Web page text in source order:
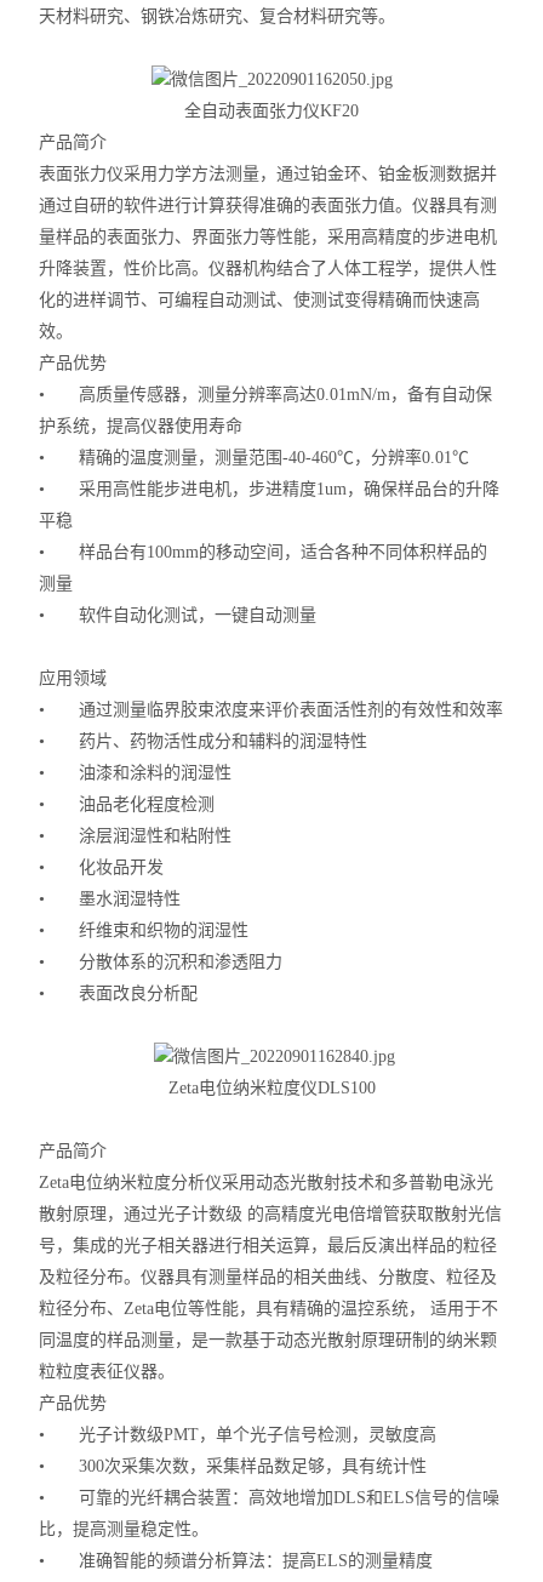
天材料研究、钢铁冶炼研究、复合材料研究等。
全自动表面张力仪KF20
产品简介
表面张力仪采用力学方法测量，通过铂金环、铂金板测数据并
通过自研的软件进行计算获得准确的表面张力值。仪器具有测
量样品的表面张力、界面张力等性能，采用高精度的步进电机
升降装置，性价比高。仪器机构结合了人体工程学，提供人性
化的进样调节、可编程自动测试、使测试变得精确而快速高
效。
产品优势
•
高质量传感器，测量分辨率高达0.01mN/m，备有自动保
护系统，提高仪器使用寿命
•
精确的温度测量，测量范围-40-460℃，分辨率0.01℃
•
采用高性能步进电机，步进精度1um，确保样品台的升降
平稳
•
样品台有100mm的移动空间，适合各种不同体积样品的
测量
•
软件自动化测试，一键自动测量
应用领域
•
通过测量临界胶束浓度来评价表面活性剂的有效性和效率
•
药片、药物活性成分和辅料的润湿特性
•
油漆和涂料的润湿性
•
油品老化程度检测
•
涂层润湿性和粘附性
•
化妆品开发
•
墨水润湿特性
•
纤维束和织物的润湿性
•
分散体系的沉积和渗透阻力
•
表面改良分析配
Zeta电位纳米粒度仪DLS100
产品简介
Zeta电位纳米粒度分析仪采用动态光散射技术和多普勒电泳光
散射原理，通过光子计数级 的高精度光电倍增管获取散射光信
号，集成的光子相关器进行相关运算，最后反演出样品的粒径
及粒径分布。仪器具有测量样品的相关曲线、分散度、粒径及
粒径分布、Zeta电位等性能，具有精确的温控系统，
适用于不
同温度的样品测量，是一款基于动态光散射原理研制的纳米颗
粒粒度表征仪器。
产品优势
•
光子计数级PMT，单个光子信号检测，灵敏度高
•
300次采集次数，采集样品数足够，具有统计性
•
可靠的光纤耦合装置：高效地增加DLS和ELS信号的信噪
比，提高测量稳定性。
•
准确智能的频谱分析算法：提高ELS的测量精度